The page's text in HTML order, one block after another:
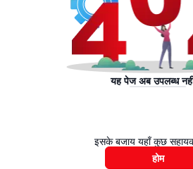
यह पेज अब उपलब्ध
इसके बजाय यहाँ कुछ
होम